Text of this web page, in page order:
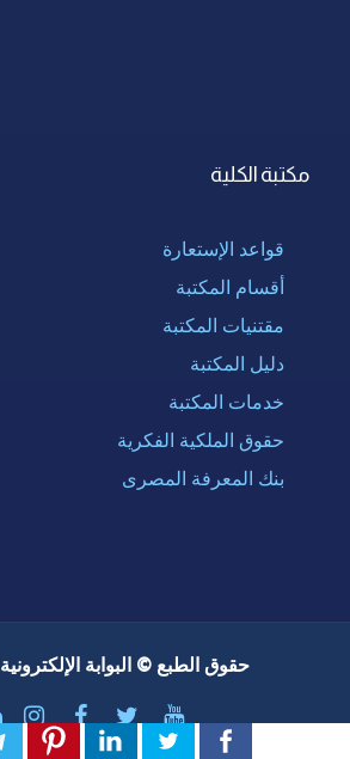
مكتبة الكلية
قواعد الإستعارة
أقسام المكتبة
مقتنيات المكتبة
دليل المكتبة
خدمات المكتبة
حقوق الملكية الفكرية
بنك المعرفة المصرى
حقوق الطبع © البوابة الإلكترونية